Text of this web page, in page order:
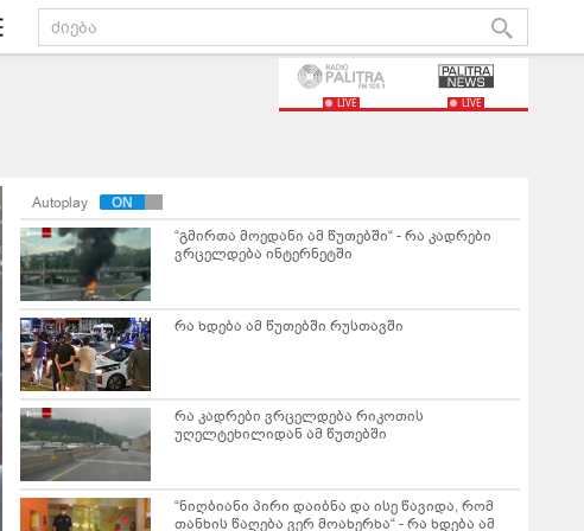
LIVE LIVE
Autoplay
“გმირთა მოედანი ამ წუთებში“ - რა კადრები
ვრცელდება ინტერნეტში
რა ხდება ამ წუთებში რუსთავში
რა კადრები ვრცელდება რიკოთის
უღელტეხილიდან ამ წუთებში
“ნიღბიანი პირი დაიბნა და ისე წავიდა, რომ
თანხის წაღება ვერ მოახერხა“ - რა ხდება ამ